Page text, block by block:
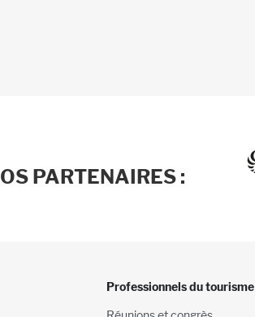
PARTENAIRES :
Professionnels du tourisme